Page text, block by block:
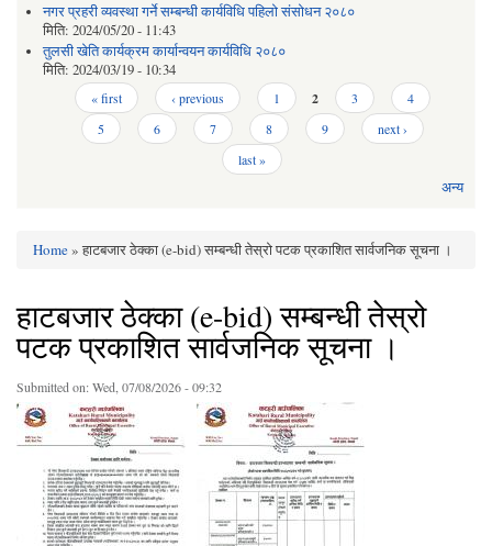
नगर प्रहरी व्यवस्था गर्ने सम्बन्धी कार्यविधि पहिलो संसोधन २०८०
मिति: 2024/05/20 - 11:43
तुलसी खेति कार्यक्रम कार्यान्वयन कार्यविधि २०८०
मिति: 2024/03/19 - 10:34
« first ‹ previous 1 2 3
4
5
6 7 8 9
next ›
last »
अन्य
Home» हाटबजार ठेक्का (e-bid) सम्बन्धी तेस्रो पटक प्रकाशित सार्वजनिक सूचना ।
हाटबजार ठेक्का (e-bid) सम्बन्धी तेस्रो
पटक प्रकाशित सार्वजनिक सूचना ।
Submitted on:Wed, 07/08/2026 - 09:32